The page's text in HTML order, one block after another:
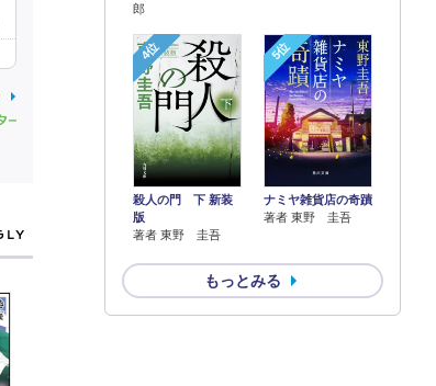
郎
4位
殺人の門 下 新装
版
著者 東野 圭吾
5位
ナミヤ雑貨店の奇蹟
著者 東野 圭吾
もっとみる